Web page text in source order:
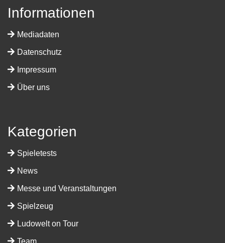
Informationen
Mediadaten
Datenschutz
Impressum
Über uns
Kategorien
Spieletests
News
Messe und Veranstaltungen
Spielzeug
Ludowelt on Tour
Team